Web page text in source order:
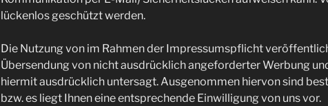
lückenlos geschützt werden.
Die Nutzung von im Rahmen der Impressumspflicht
Übersendung von nicht ausdrücklich angeforderter Werbung
hiermit ausdrücklich untersagt. Ausgenommen hiervon sind
bzw. es liegt Ihnen eine entsprechende Einwilligung von uns vor.